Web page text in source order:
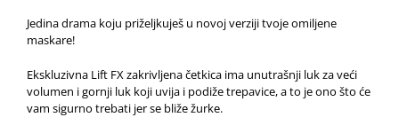
Jedina drama koju priželjkuješ u novoj verziji tvoje omiljene
maskare!
Ekskluzivna Lift FX zakrivljena četkica ima unutrašnji luk za veći
volumen i gornji luk koji uvija i podiže trepavice, a to je ono što će
vam sigurno trebati jer se bliže žurke.